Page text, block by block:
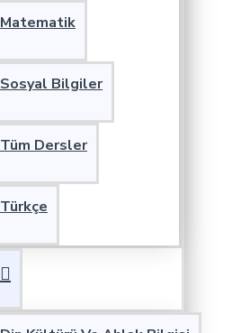
Matematik
Sosyal Bilgiler
Tüm Dersler
Türkçe